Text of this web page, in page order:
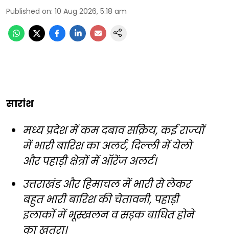
Published on: 10 Aug 2026, 5:18 am
सारांश
मध्य प्रदेश में कम दबाव सक्रिय, कई राज्यों
में भारी बारिश का अलर्ट, दिल्ली में येलो
और पहाड़ी क्षेत्रों में ऑरेंज अलर्ट।
उत्तराखंड और हिमाचल में भारी से लेकर
बहुत भारी बारिश की चेतावनी, पहाड़ी
इलाकों में भूस्खलन व सड़क बाधित होने
का खतरा।